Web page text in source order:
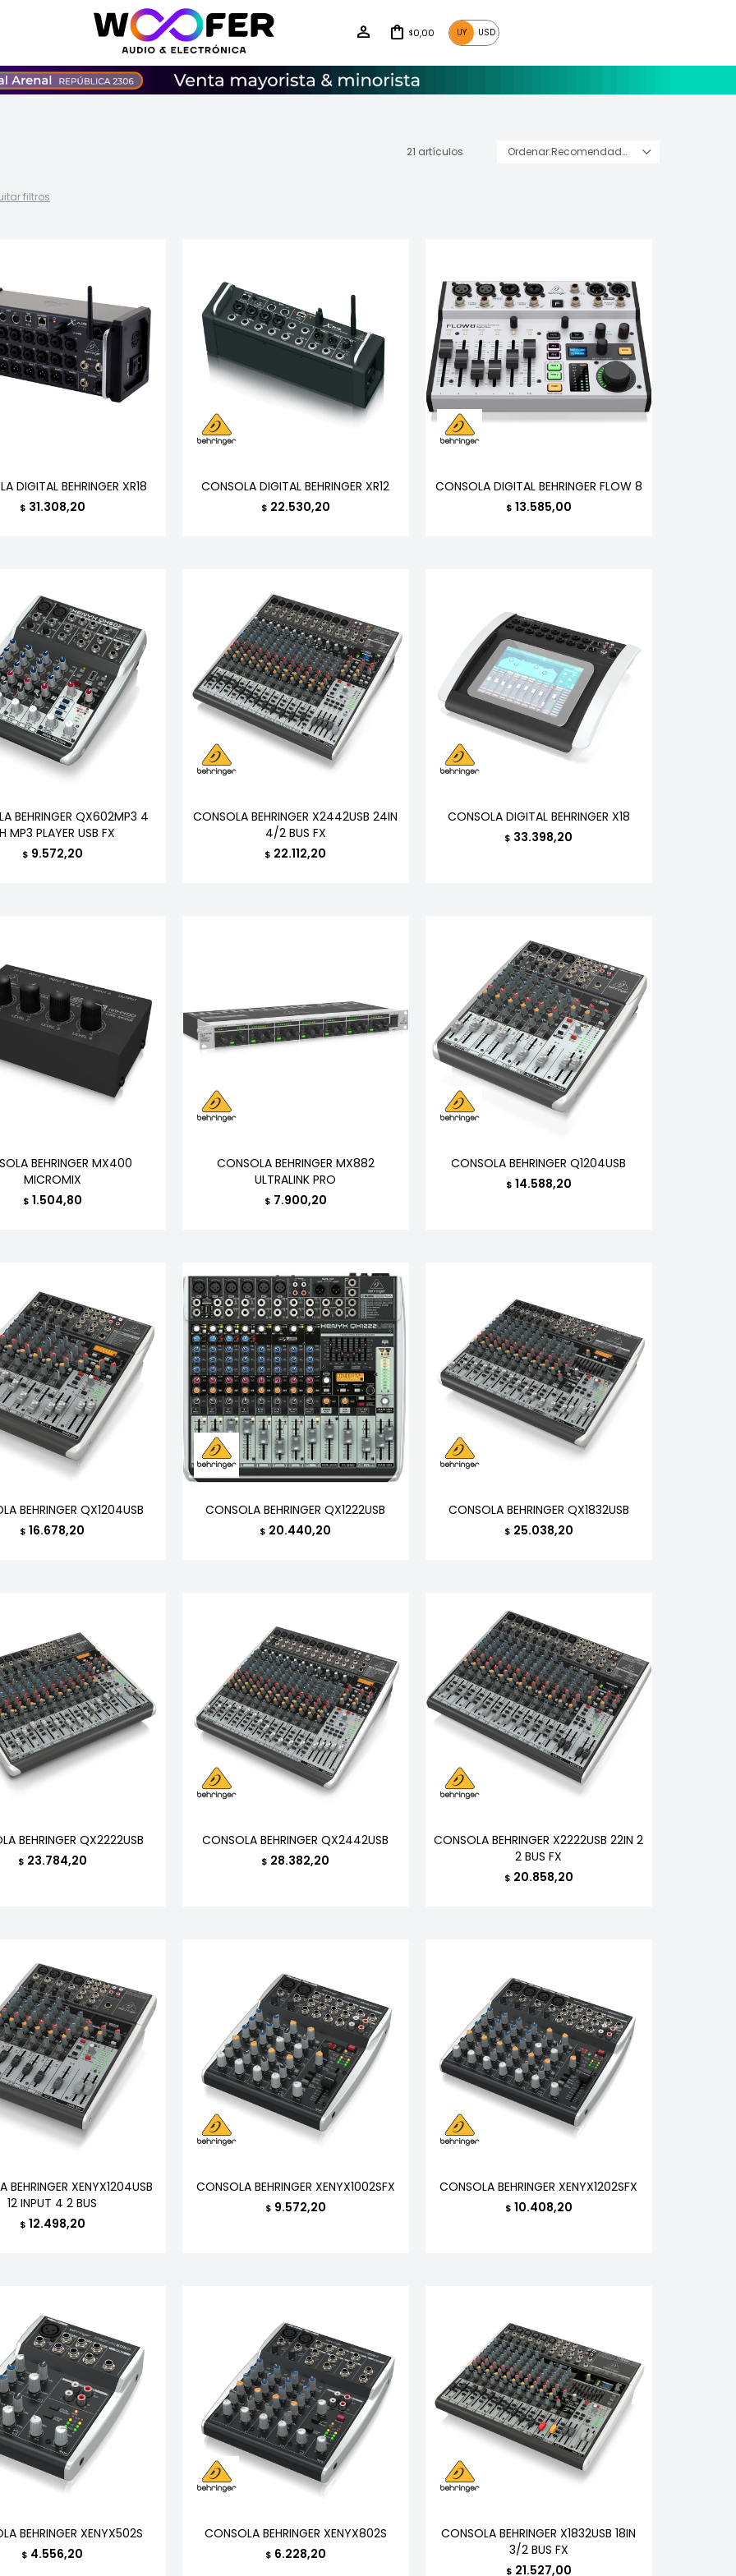
$0,00 UY USD
21 artículos Recomendados
filtros
DIGITAL BEHRINGER XR18
$ 31.308,20
CONSOLA DIGITAL BEHRINGER XR12
$ 22.530,20
CONSOLA DIGITAL BEHRINGER FLOW 8
$ 13.585,00
BEHRINGER QX602MP3 4
MP3 PLAYER USB FX
$ 9.572,20
CONSOLA BEHRINGER X2442USB 24IN
4/2 BUS FX
$ 22.112,20
CONSOLA DIGITAL BEHRINGER X18
$ 33.398,20
BEHRINGER MX400
MICROMIX
$ 1.504,80
CONSOLA BEHRINGER MX882
ULTRALINK PRO
$ 7.900,20
CONSOLA BEHRINGER Q1204USB
$ 14.588,20
BEHRINGER QX1204USB
$ 16.678,20
CONSOLA BEHRINGER QX1222USB
$ 20.440,20
CONSOLA BEHRINGER QX1832USB
$ 25.038,20
BEHRINGER QX2222USB
$ 23.784,20
CONSOLA BEHRINGER QX2442USB
$ 28.382,20
CONSOLA BEHRINGER X2222USB 22IN 2
2 BUS FX
$ 20.858,20
BEHRINGER XENYX1204USB
12 INPUT 4 2 BUS
$ 12.498,20
CONSOLA BEHRINGER XENYX1002SFX
$ 9.572,20
CONSOLA BEHRINGER XENYX1202SFX
$ 10.408,20
BEHRINGER XENYX502S
$ 4.556,20
CONSOLA BEHRINGER XENYX802S
$ 6.228,20
CONSOLA BEHRINGER X1832USB 18IN
3/2 BUS FX
$ 21.527,00